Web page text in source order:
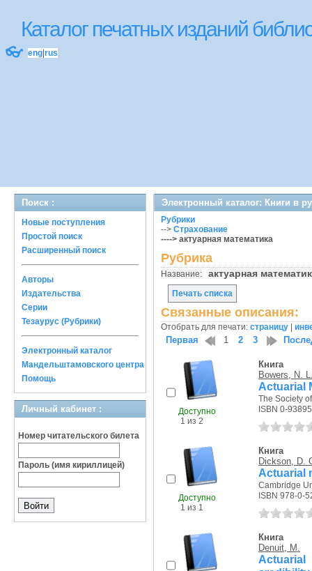
Каталог печатных изданий
👓 eng rus
Поиск :
Новые поступления
Простой поиск
Расширенный поиск
Авторы
Издательства
Серии
Тезаурус (Рубрики)
Электронный каталог
Мандельштамовского центра
Помощь
Личный кабинет :
Номер читательского билета
Пароль (имя кириллицей)
Электронный каталог: Книги в
Рубрики
--> Страхование
----> актуарная математика
Рубрика
Название: актуарная
Печать списка
Связанные описания:
Отобрать для печати: страницу
Первая 1 2 3
Доступно
1 из 2
Книга
Bowers, N.
Actuarial
The Society
ISBN 0-
Доступно
1 из 1
Книга
Dickson, D.
Actuarial
Cambridge
ISBN 978-0-
Книга
Denuit, M.